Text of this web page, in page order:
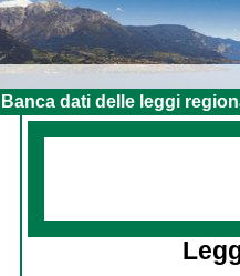
Banca dati delle leggi